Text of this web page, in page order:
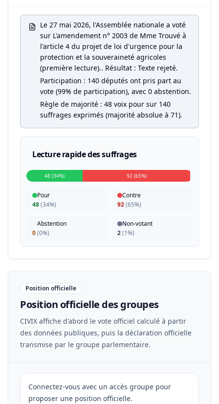
Le 27 mai 2026, l'Assemblée nationale a voté
sur L'amendement n° 2003 de Mme Trouvé à
l'article 4 du projet de loi d'urgence pour la
protection et la souveraineté agricoles
(première lecture).. Résultat : Texte rejeté.
Participation : 140 députés ont pris part au
vote (99% de participation), avec 0 abstention.
Règle de majorité : 48 voix pour sur 140
suffrages exprimés (majorité absolue à 71).
Lecture rapide des suffrages
48 (34%) 92 (65%)
Pour
48(34%)
Contre
92(65%)
Abstention
0(0%)
Non-votant
2(1%)
Position officielle
Position officielle des groupes
CIVIX affiche d'abord le vote officiel calculé à partir
des données publiques, puis la déclaration officielle
transmise par le groupe parlementaire.
Connectez-vous avec un accès groupe pour
proposer une position officielle.